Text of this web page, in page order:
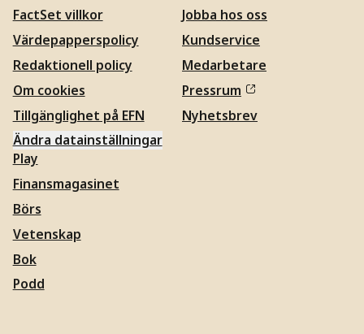
FactSet villkor
Värdepapperspolicy
Redaktionell policy
Om cookies
Tillgänglighet på EFN
Ändra datainställningar
Jobba hos oss
Kundservice
Medarbetare
Pressrum
Nyhetsbrev
Play
Finansmagasinet
Börs
Vetenskap
Bok
Podd